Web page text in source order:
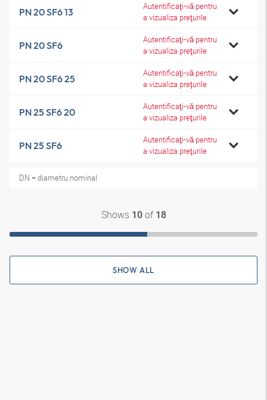
PN 20 SF6 13
Autentificaţi-vă pentru
a vizualiza preţurile
PN 20 SF6
Autentificaţi-vă pentru
a vizualiza preţurile
PN 20 SF6 25
Autentificaţi-vă pentru
a vizualiza preţurile
PN 25 SF6 20
Autentificaţi-vă pentru
a vizualiza preţurile
PN 25 SF6
Autentificaţi-vă pentru
a vizualiza preţurile
DN = diametru nominal
Shows 10of 18
SHOW ALL